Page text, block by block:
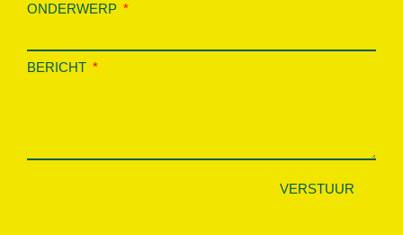
ONDERWERP
BERICHT
VERSTUUR